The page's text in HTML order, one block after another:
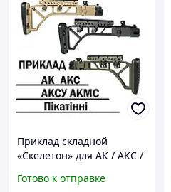
Приклад складной
«Скелетон» для АК / АКС /
регулируемый,
Готово к отправке